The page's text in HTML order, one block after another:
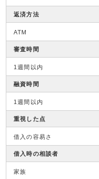
返済方法
ATM
審査時間
1週間以内
融資時間
1週間以内
重視した点
借入の容易さ
借入時の相談者
家族